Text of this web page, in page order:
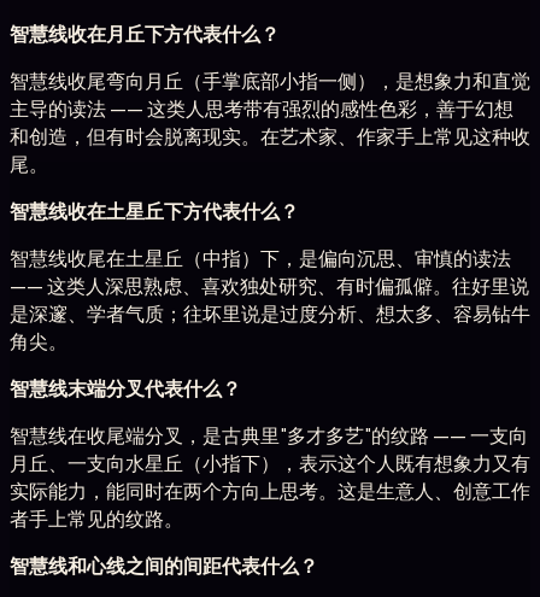
智慧线收在月丘下方代表什么？
智慧线收尾弯向月丘（手掌底部小指一侧），是想象力和直觉
主导的读法 —— 这类人思考带有强烈的感性色彩，善于幻想
和创造，但有时会脱离现实。在艺术家、作家手上常见这种收
尾。
智慧线收在土星丘下方代表什么？
智慧线收尾在土星丘（中指）下，是偏向沉思、审慎的读法
—— 这类人深思熟虑、喜欢独处研究、有时偏孤僻。往好里说
是深邃、学者气质；往坏里说是过度分析、想太多、容易钻牛
角尖。
智慧线末端分叉代表什么？
智慧线在收尾端分叉，是古典里"多才多艺"的纹路 —— 一支向
月丘、一支向水星丘（小指下），表示这个人既有想象力又有
实际能力，能同时在两个方向上思考。这是生意人、创意工作
者手上常见的纹路。
智慧线和心线之间的间距代表什么？